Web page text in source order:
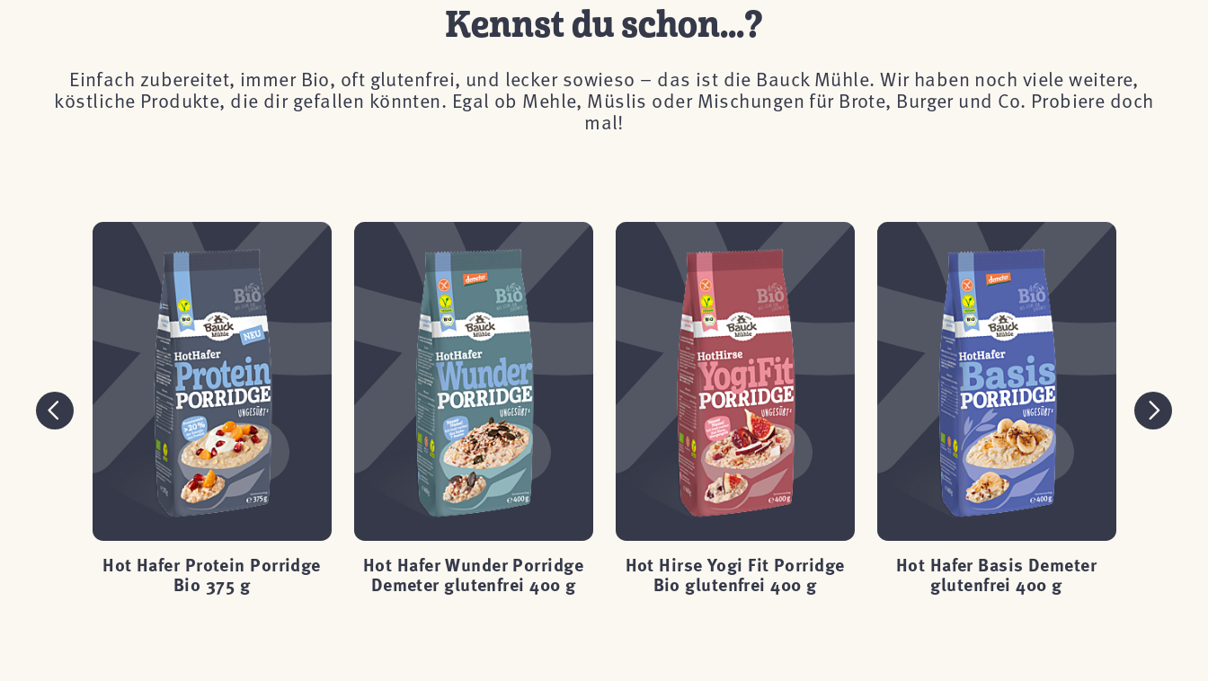
Kennst du schon...?
Einfach zubereitet, immer Bio, oft glutenfrei, und lecker sowieso – das ist die Bauck Mühle. Wir haben noch viele weitere,
köstliche Produkte, die dir gefallen könnten. Egal ob Mehle, Müslis oder Mischungen für Brote, Burger und Co. Probiere doch
mal!
Hot Hafer Protein Porridge
Bio 375 g
Hot Hafer Wunder Porridge
Demeter glutenfrei 400 g
Hot Hirse Yogi Fit Porridge
Bio glutenfrei 400 g
Hot Hafer Basis Demeter
glutenfrei 400 g